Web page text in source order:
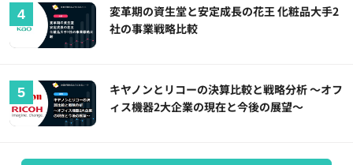
変革期の資生堂と安定成長の花王 化粧品大手2
社の事業戦略比較
キヤノンとリコーの決算比較と戦略分析 ～オフ
ィス機器2大企業の現在と今後の展望～